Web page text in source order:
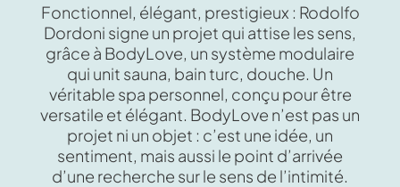
Fonctionnel, élégant, prestigieux : Rodolfo
Dordoni signe un projet qui attise les sens,
grâce à BodyLove, un système modulaire
qui unit sauna, bain turc, douche. Un
véritable spa personnel, conçu pour être
versatile et élégant. BodyLove n’est pas un
projet ni un objet : c’est une idée, un
sentiment, mais aussi le point d’arrivée
d’une recherche sur le sens de l’intimité.